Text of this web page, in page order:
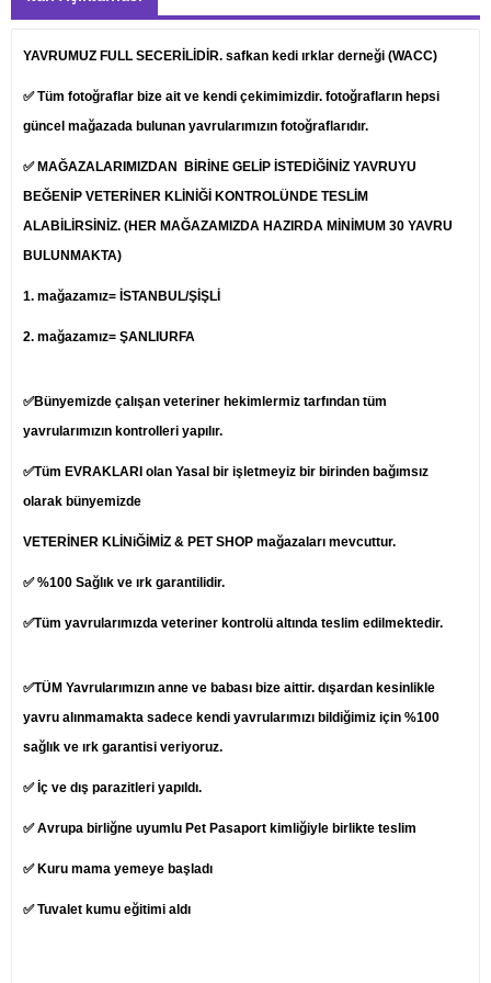
YAVRUMUZ FULL SECERİLİDİR. safkan kedi ırklar derneği (WACC)
✅ Tüm fotoğraflar bize ait ve kendi çekimimizdir. fotoğrafların hepsi
güncel mağazada bulunan yavrularımızın fotoğraflarıdır.
✅ MAĞAZALARIMIZDAN BİRİNE GELİP İSTEDİĞİNİZ YAVRUYU
BEĞENİP VETERİNER KLİNİĞİ KONTROLÜNDE TESLİM
ALABİLİRSİNİZ. (HER MAĞAZAMIZDA HAZIRDA MİNİMUM 30 YAVRU
BULUNMAKTA)
1. mağazamız= İSTANBUL/ŞİŞLİ
2. mağazamız= ŞANLIURFA
✅Bünyemizde çalışan veteriner hekimlermiz tarfından tüm
yavrularımızın kontrolleri yapılır.
✅Tüm EVRAKLARI olan Yasal bir işletmeyiz bir birinden bağımsız
olarak bünyemizde
VETERİNER KLİNiĞİMİZ & PET SHOP mağazaları mevcuttur.
✅ %100 Sağlık ve ırk garantilidir.
✅Tüm yavrularımızda veteriner kontrolü altında teslim edilmektedir.
✅TÜM Yavrularımızın anne ve babası bize aittir. dışardan kesinlikle
yavru alınmamakta sadece kendi yavrularımızı bildiğimiz için %100
sağlık ve ırk garantisi veriyoruz.
✅ İç ve dış parazitleri yapıldı.
✅ Avrupa birliğne uyumlu Pet Pasaport kimliğiyle birlikte teslim
✅ Kuru mama yemeye başladı
✅ Tuvalet kumu eğitimi aldı